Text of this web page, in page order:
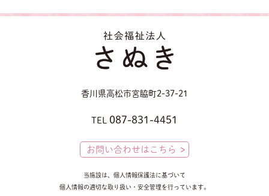
香川県高松市宮脇町2-37-21
TEL 087-831-4451
お問い合わせはこちら
当施設は、個人情報保護法に基づいて
個人情報の適切な取り扱い・安全管理を行っています。